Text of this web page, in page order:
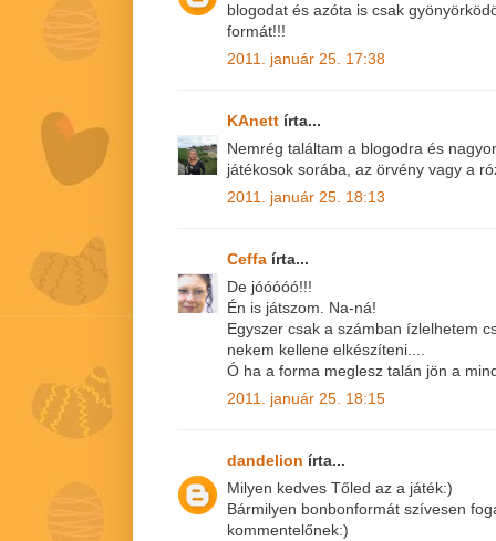
blogodat és azóta is csak
formát!!!
2011. január 25. 17:38
KAnett írta...
Nemrég találtam a blogodra és
játékosok sorába, az örvény vagy a
2011. január 25. 18:13
Ceffa írta...
De jóóóóó!!!
Én is játszom. Na-ná!
Egyszer csak a számban ízlelhetem
nekem kellene elkészíteni....
Ó ha a forma meglesz talán jön a
2011. január 25. 18:15
dandelion írta...
Milyen kedves Tőled az a játék:)
Bármilyen bonbonformát szívesen
kommentelőnek:)